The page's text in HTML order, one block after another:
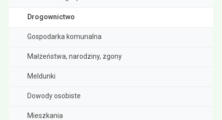
Drogownictwo
Gospodarka komunalna
Małżeństwa, narodziny, zgony
Meldunki
Dowody osobiste
Mieszkania